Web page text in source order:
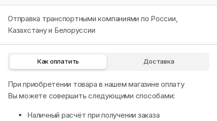
Отправка транспортными компаниями по России,
Казахстану и Белоруссии
Как оплатить Доставка
При приобретении товара в нашем магазине оплату
Вы можете совершить следующими способами:
Наличный расчёт при получении заказа